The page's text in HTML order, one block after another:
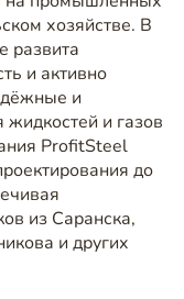
хозяйстве. В
развита
и активно
и
и газов
ProfitSteel
до
из Саранска,
и других